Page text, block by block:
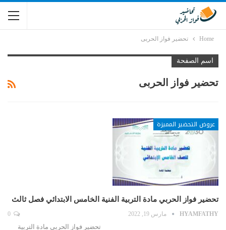
Home تحضير فواز الحربى
اسم الصفحة
تحضير فواز الحربى
عروض التحضير المميزة
تحضير فواز الحربي مادة التربية الفنية الخامس الابتدائي فصل ثالث
HYAMFATHY مارس 19, 2022
تحضير فواز الحربي مادة التربية